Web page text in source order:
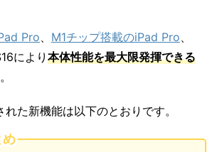
Pro M1チップ搭載のiPad Pro
により 本体性能を最大限発揮できる
た新機能は以下のとおりです。
め